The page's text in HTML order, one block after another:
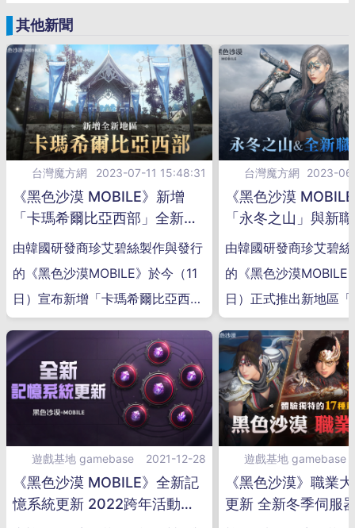
其他新聞
台灣魔方網 2023-07-11 15:48:31
《黑色沙漠 MOBILE》新增
「卡瑪希爾比亞西部」全新地
區 雪山的暴風雪活動同步推出
由韓國研發商珍艾碧絲製作與發行
的《黑色沙漠MOBILE》於今（11
日）宣布新增「卡瑪希爾比亞西
台灣魔方網 2023-
《黑色沙漠
「永冬之山」與新
者」磅礡登場 更新
由韓國研發商珍艾碧
的《黑色沙漠MOBILE
日）正式推出新地區
遊戲基地 gamebase 2021-12-28
《黑色沙漠 MOBILE》全新記
憶系統更新 2022跨年活動同
遊戲基地 gamebase
《黑色沙漠》職業
更新 全新冬季伺服